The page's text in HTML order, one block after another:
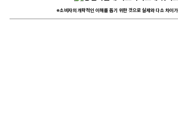
※소비자의 개략적인 이해를 돕기 위한 것으로 실제와 다소 차이